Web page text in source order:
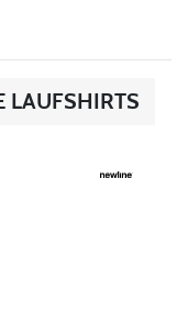
LAUFSHIRTS